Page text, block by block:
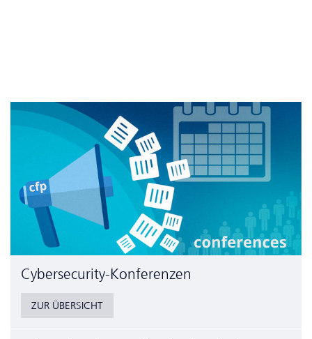
Cyber­security-Konferenzen
ZUR ÜBERSICHT